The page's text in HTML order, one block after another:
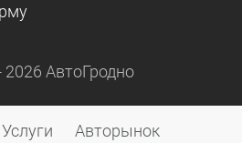
2026 АвтоГродно
Услуги Авторынок